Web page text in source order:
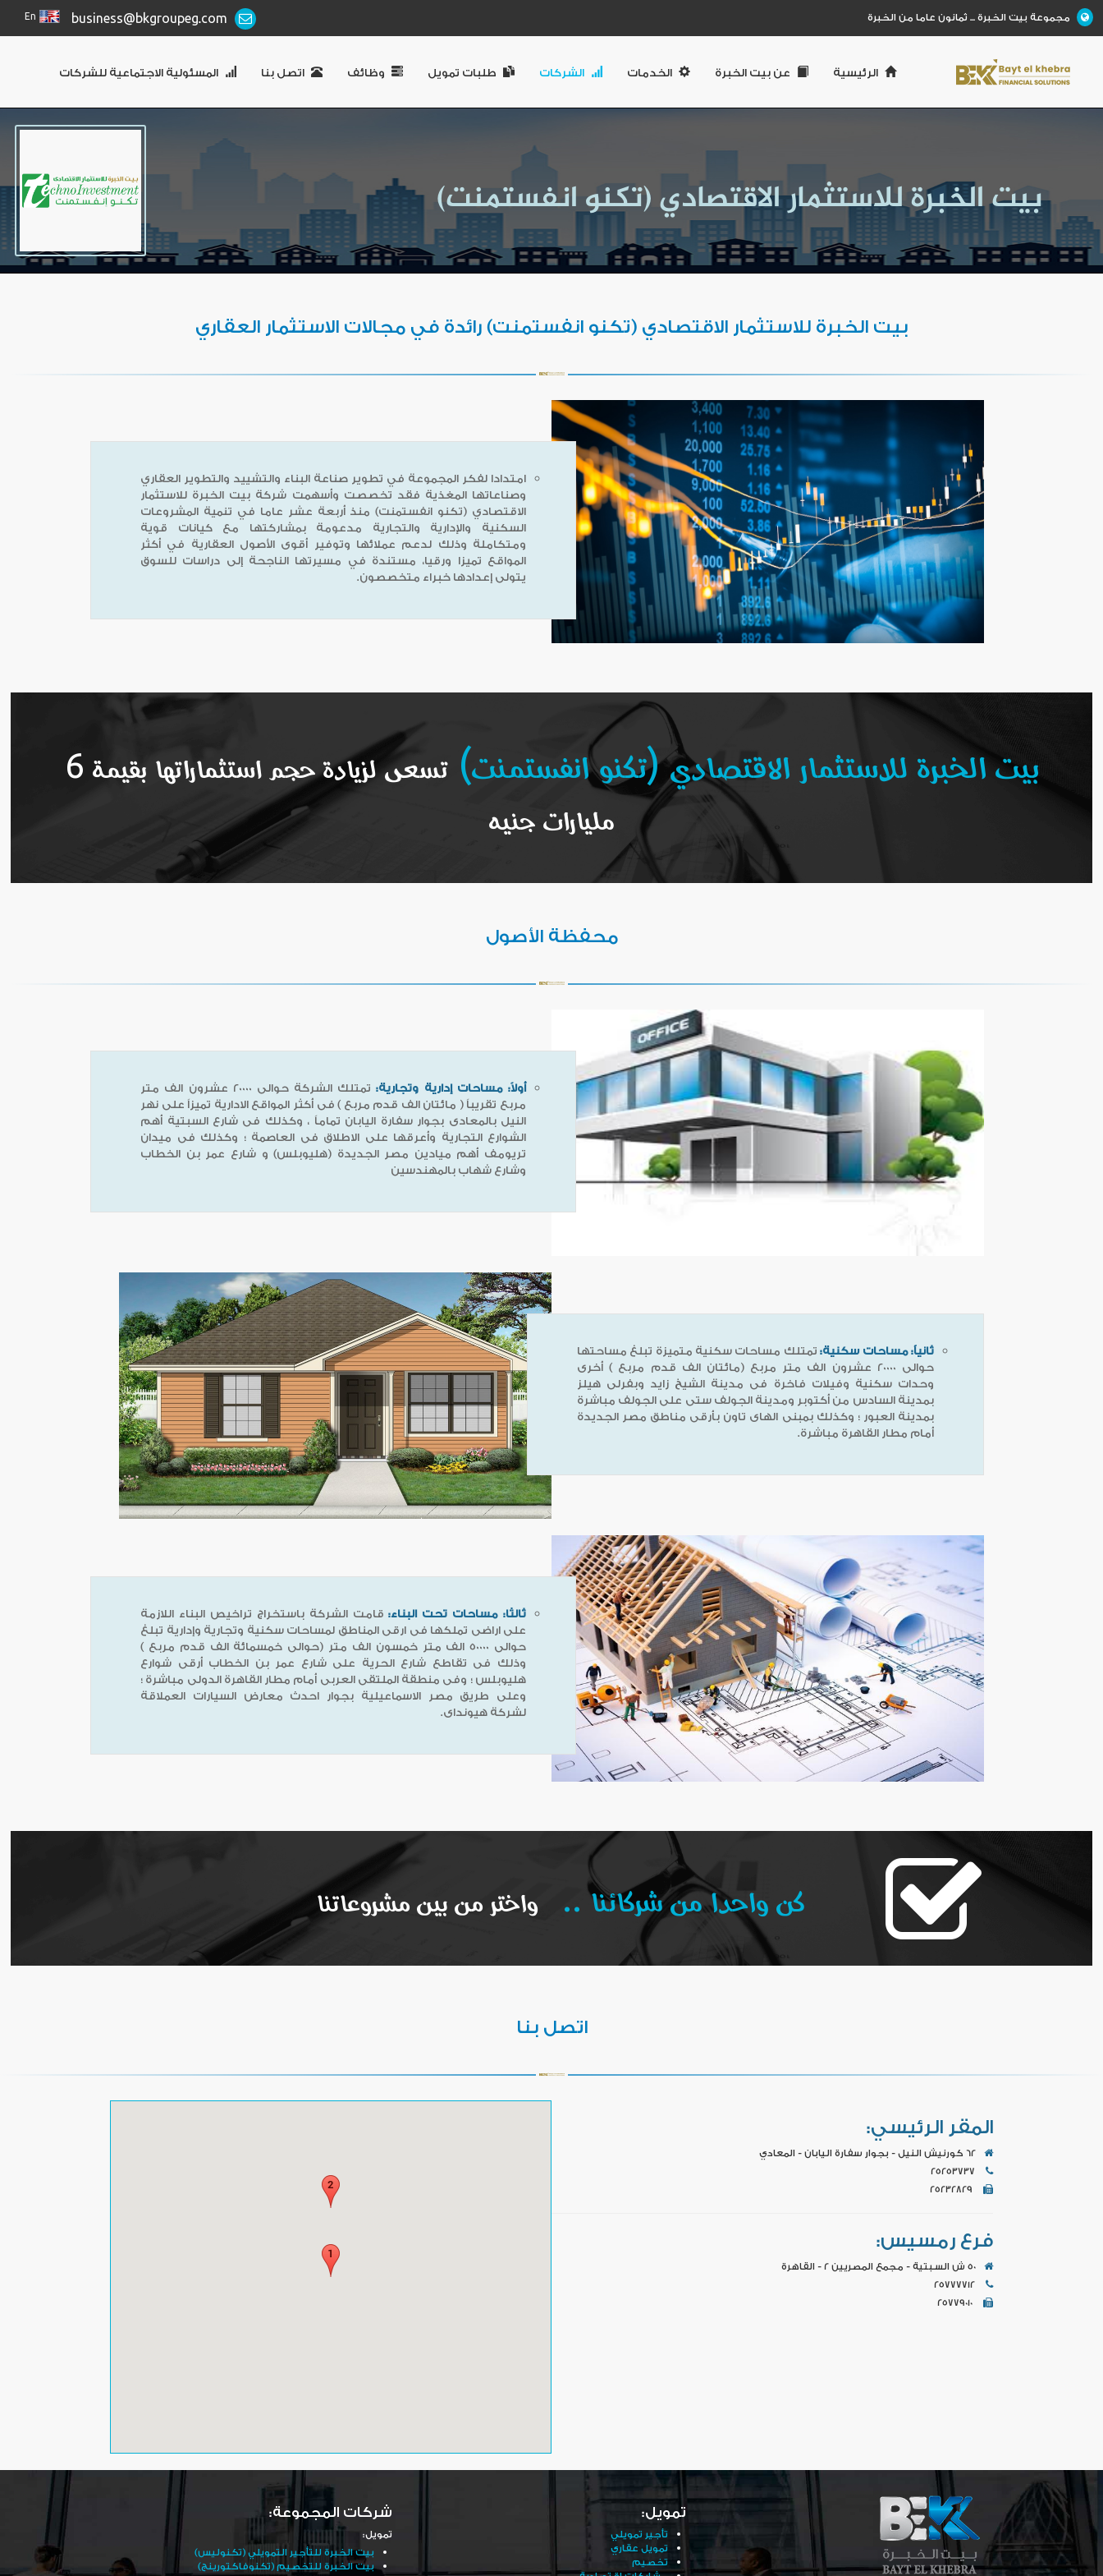
مجموعة بيت الخبرة ... ثمانون عاما من الخبرة En
الرئيسية عن بيت الخبرة الخدمات الشركات طلبات تمويل وظائف اتصل بنا المسئولية الاجتماعية للشركات
بيت الخبرة للاستثمار الاقتصادي (تكنو انفستمنت) رائدة في مجالات الاستثمار العقاري
امتدادا لفكر المجموعة في تطوير صناعة البناء والتشييد والتطوير العقاري
وصناعاتها المغذية فقد تخصصت وأسهمت شركة بيت الخبرة للاستثمار
الاقتصادي (تكنو انفستمنت) منذ أربعة عشر عاما في تنمية المشروعات
السكنية والإدارية والتجارية مدعومة بمشاركتها مع كيانات قوية
ومتكاملة وذلك لدعم عملائها وتوفير أقوى الأصول العقارية في أكثر
المواقع تميزا ورقيا، مستندة في مسيرتها الناجحة إلى دراسات للسوق
يتولى إعدادها خبراء متخصصون.
بيت الخبرة للاستثمار الاقتصادي (تكنو انفستمنت)
تسعى لزيادة حجم استثماراتها بقيمة 6
مليارات جنيه
محفظة الأصول
أولاً: مساحات إدارية وتجارية:
تمتلك الشركة حوالى 20000 عشرون الف متر
مربع تقريباً ( مائتان الف قدم مربع ) فى أكثر المواقع الادارية تميزاً على نهر
النيل بالمعادى بجوار سفارة اليابان تماماً ، وكذلك فى شارع السبتية أهم
الشوارع التجارية وأعرقها على الاطلاق فى العاصمة ؛ وكذلك فى ميدان
تريومف أهم ميادين مصر الجديدة (هليوبلس) و شارع عمر بن الخطاب
وشارع شهاب بالمهندسين
ثانياً: مساحات سكنية:تمتلك مساحات سكنية متميزة تبلغ مساحتها
حوالى 20000 عشرون الف متر مربع (مائتان الف قدم مربع ) أخرى
وحدات سكنية وفيلات فاخرة فى مدينة الشيخ زايد وبفرلى هيلز
بمدينة السادس من أكتوبر ومدينة الجولف ستى على الجولف مباشرة
بمدينة العبور ؛ وكذلك بمبنى الهاى تاون بأرقى مناطق مصر الجديدة
أمام مطار القاهرة مباشرة.
ثالثا: مساحات تحت البناء:قامت الشركة باستخراج تراخيص البناء اللازمة
على اراضى تملكها فى ارقى المناطق لمساحات سكنية وتجارية وإدارية تبلغ
حوالى 50000 الف متر خمسون الف متر (حوالى خمسمائة الف قدم مربع )
وذلك فى تقاطع شارع الحرية على شارع عمر بن الخطاب أرقى شوارع
هليوبلس ؛ وفى منطقة الملتقى العربى أمام مطار القاهرة الدولى مباشرة ؛
وعلى طريق مصر الاسماعيلية بجوار احدث معارض السيارات العملاقة
لشركة هيونداى.
كن واحدا من شركائنا .. واختر من بين مشروعاتنا
اتصل بنا
المقر الرئيسي:
62 كورنيش النيل - بجوار سفارة اليابان - المعادي
فرع رمسيس:
50 ش السبتية - مجمع المصريين 2 - القاهرة
25777712
25779010
تمويل:
تأجير تمويلي
تمويل عقاري
تخصيم
شركات المجموعة:
تمويل:
بيت الخبرة للتأجير التمويلي (تكنوليس)
بيت الخبرة للتخصيم (تكنوفاكتورينج)